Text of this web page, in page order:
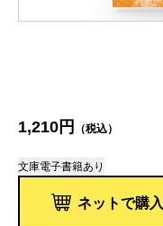
1,210円 （税込）
文庫電子書籍あり
ネットで購入